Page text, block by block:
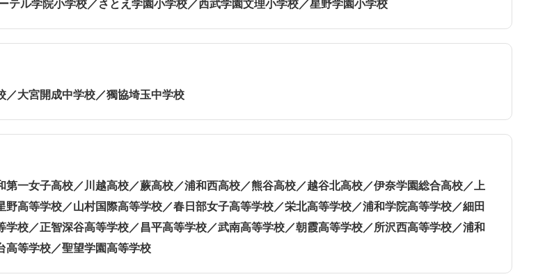
テル学院小学校／さとえ学園小学校／西武学園文理小学校／星野学園小学校
／大宮開成中学校／獨協埼玉中学校
第一女子高校／川越高校／蕨高校／浦和西高校／熊谷高校／越谷北高校／伊奈学園総合高校／上
野高等学校／山村国際高等学校／春日部女子高等学校／栄北高等学校／浦和学院高等学校／細田
学校／正智深谷高等学校／昌平高等学校／武南高等学校／朝霞高等学校／所沢西高等学校／浦和
高等学校／聖望学園高等学校